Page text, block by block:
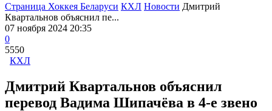
Страница Хоккея Беларуси КХЛ Новости Дмитрий
Квартальнов объяснил пе...
07 ноября 2024 20:35
0
5550
КХЛ
Дмитрий Квартальнов объяснил
перевод Вадима Шипачёва в 4-е звено